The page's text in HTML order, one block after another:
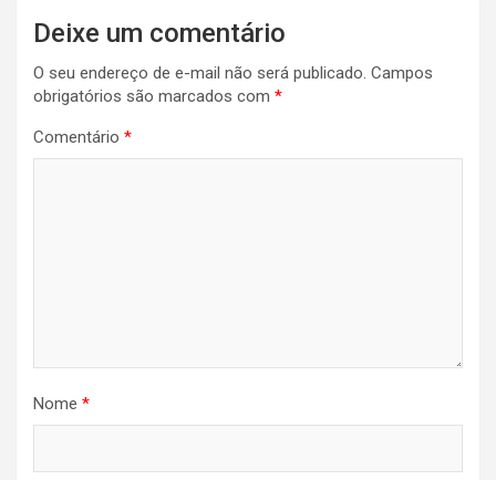
Deixe um comentário
O seu endereço de e-mail não será publicado. Campos
obrigatórios são marcados com *
Comentário *
Nome *